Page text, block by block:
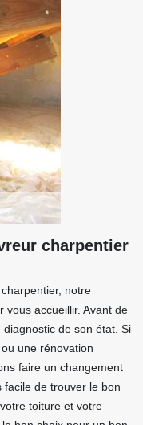
charpentier
notre
vous accueillir. Avant de
de son état. Si
une rénovation
faire un changement
facile de trouver le bon
toiture et votre